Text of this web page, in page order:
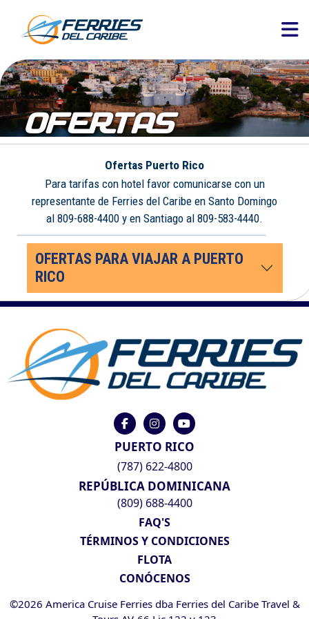
OFERTAS
Ofertas Puerto Rico
Para tarifas con hotel favor comunicarse con un
representante de Ferries del Caribe en Santo Domingo
al 809-688-4400 y en Santiago al 809-583-4440.
OFERTAS PARA VIAJAR A PUERTO
RICO
PUERTO RICO
(787) 622-4800
REPÚBLICA DOMINICANA
(809) 688-4400
FAQ'S
TÉRMINOS Y CONDICIONES
FLOTA
CONÓCENOS
©2026 America Cruise Ferries dba Ferries del Caribe Travel &